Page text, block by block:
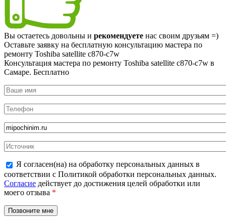
Вы остаетесь довольны и рекомендуете нас своим друзьям =)
Оставьте заявку на бесплатную консультацию мастера по
ремонту Toshiba satellite c870-c7w
Консультация мастера по ремонту Toshiba satellite c870-c7w в
Самаре. Бесплатно
Я согласен(на) на обработку персональных данных в
соответствии с Политикой обработки персональных данных.
Согласие действует до достижения целей обработки или
моего отзыва *